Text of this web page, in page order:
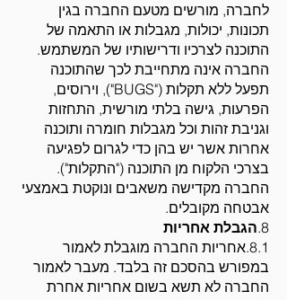
לחברה, מורשים מטעם החברה בגין
תכונות, יכולות, מגבלות או התאמה של
התוכנה לצרכיו ודרישותיו של המשתמש.
החברה אינה מתחייבת לכך שהתוכנה
תפעל ללא תקלות ("BUGS"), וירוסים,
הפרעות, גישה בלתי מורשית, התחזות
וגניבת זהות וכל מגבלות חומרה ותוכנה
אחרות אשר יש בהן כדי לגרום לפגיעה
בצרכי הלקוח מן התוכנה ("התקלות").
החברה מקדישה משאבים ונוקטת באמצעי
אבטחה מקובלים.
8. הגבלת אחריות
8.1.אחריות החברה מוגבלת לאמור
במפורש בהסכם זה בלבד. מעבר לאמור
החברה לא תשא בשום אחריות אחרת